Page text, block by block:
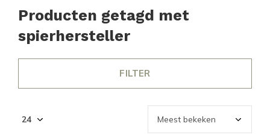
Producten getagd met
spierhersteller
FILTER